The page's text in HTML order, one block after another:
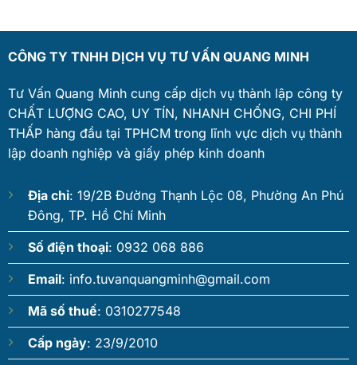
CÔNG TY TNHH DỊCH VỤ TƯ VẤN QUANG MINH
Tư Vấn Quang Minh cung cấp dịch vụ thành lập công ty
CHẤT LƯỢNG CAO, UY TÍN, NHANH CHỐNG, CHI PHÍ
THẤP hàng đầu tại TPHCM trong lĩnh vực dịch vụ thành
lập doanh nghiệp và giấy phép kinh doanh
Địa chỉ: 19/2B Đường Thạnh Lộc 08, Phường An Phú
Đông, TP. Hồ Chí Minh
Số điện thoại: 0932 068 886
Email: info.tuvanquangminh@gmail.com
Mã số thuế: 0310277548
Cấp ngày: 23/9/2010